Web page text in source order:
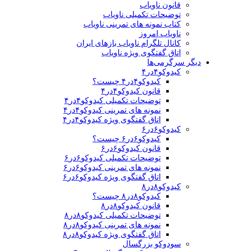
قانون ناویاب
توضیحات تکمیلی ناویاب
کتاب نمونه های تمرینی ناویاب
ناویاب امروز
کانال تلگرام ناویاب بازهای ایران
اتاق گفتگوی ویژه ناویاب
دیگر سرگرمی‌ها
کیدوکو۴در۴
کیدوکو۴در۴ چیست؟
قانون کیدوکو۴در۴
توضیحات تکمیلی کیدوکو۴در۴
نمونه های تمرینی کیدوکو۴در۴
اتاق گفتگوی ویژه کیدوکو۴در۴
کیدوکو۶در۶
کیدوکو۶در۶ چیست؟
قانون کیدوکو۶در۶
توضیحات تکمیلی کیدوکو۶در۶
نمونه های تمرینی کیدوکو۶در۶
اتاق گفتگوی ویژه کیدوکو۶در۶
کیدوکو۸در۸
کیدوکو۸در۸ چیست؟
قانون کیدوکو۸در۸
توضیحات تکمیلی کیدوکو۸در۸
نمونه های تمرینی کیدوکو۸در۸
اتاق گفتگوی ویژه کیدوکو۸در۸
سودوکو بزرگسال